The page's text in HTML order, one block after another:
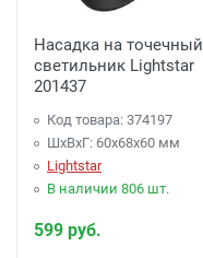
Насадка на точечный
светильник Lightstar
201437
Код товара: 374197
ШхВхГ: 60x68x60 мм
Lightstar
В наличии 806 шт.
599 руб.